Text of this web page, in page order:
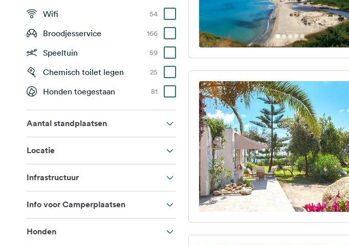
Wifi 54
Broodjesservice 166
Speeltuin 59
Chemisch toilet legen 25
Honden toegestaan 81
Aantal standplaatsen
Locatie
Infrastructuur
Info voor Camperplaatsen
Honden